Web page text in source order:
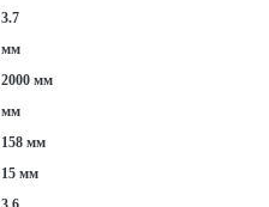
3.7
мм
2000 мм
мм
158 мм
15 мм